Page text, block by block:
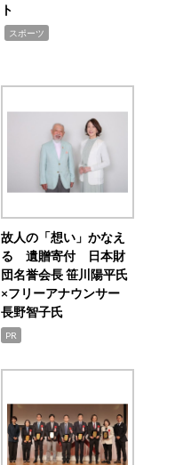
ト
スポーツ
故人の「想い」かなえ
る 遺贈寄付 日本財
団名誉会長 笹川陽平氏
×フリーアナウンサー
長野智子氏
PR